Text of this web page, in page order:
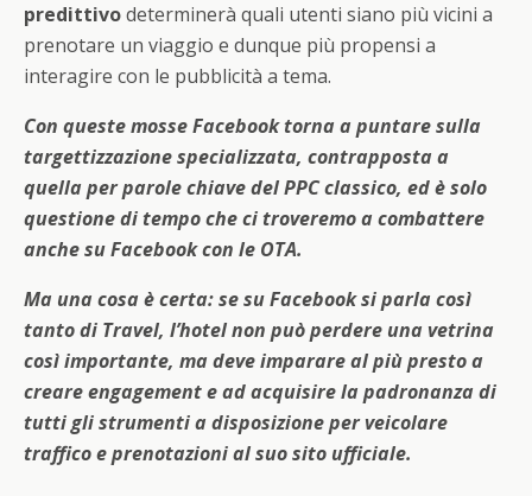
predittivodeterminerà quali utenti siano più vicini a
prenotare un viaggio e dunque più propensi a
interagire con le pubblicità a tema.
Con queste mosse Facebook torna a puntare sulla
targettizzazione specializzata, contrapposta a
quella per parole chiave del PPC classico, ed è solo
questione di tempo che ci troveremo a combattere
anche su Facebook con le OTA.
Ma una cosa è certa: se su Facebook si parla così
tanto di Travel, l’hotel non può perdere una vetrina
così importante, ma deve imparare al più presto a
creare engagement e ad acquisire la padronanza di
tutti gli strumenti a disposizione per veicolare
traffico e prenotazioni al suo sito ufficiale.